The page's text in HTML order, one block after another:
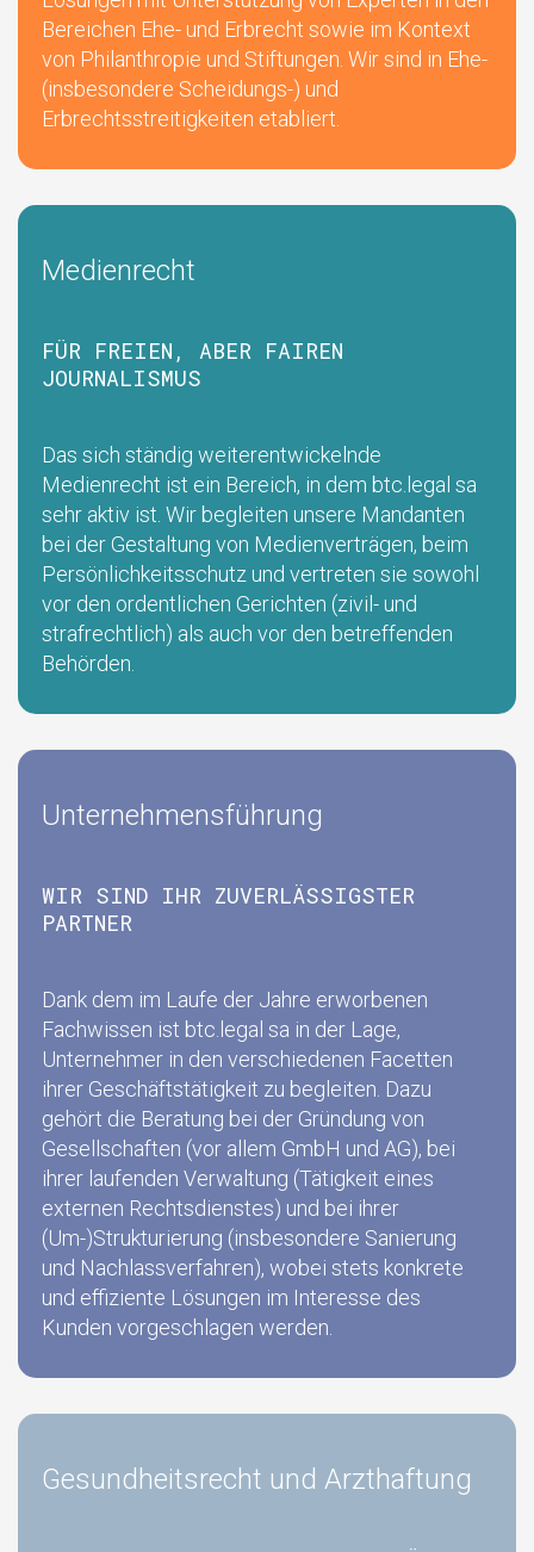
Bereichen Ehe- und Erbrecht sowie im Kontext
von Philanthropie und Stiftungen. Wir sind in Ehe-
(insbesondere Scheidungs-) und
Erbrechtsstreitigkeiten etabliert.
Medienrecht
FÜR FREIEN, ABER FAIREN
JOURNALISMUS
Das sich ständig weiterentwickelnde
Medienrecht ist ein Bereich, in dem btc.legal sa
sehr aktiv ist. Wir begleiten unsere Mandanten
bei der Gestaltung von Medienverträgen, beim
Persönlichkeitsschutz und vertreten sie sowohl
vor den ordentlichen Gerichten (zivil- und
strafrechtlich) als auch vor den betreffenden
Behörden.
Unternehmensführung
WIR SIND IHR ZUVERLÄSSIGSTER
PARTNER
Dank dem im Laufe der Jahre erworbenen
Fachwissen ist btc.legal sa in der Lage,
Unternehmer in den verschiedenen Facetten
ihrer Geschäftstätigkeit zu begleiten. Dazu
gehört die Beratung bei der Gründung von
Gesellschaften (vor allem GmbH und AG), bei
ihrer laufenden Verwaltung (Tätigkeit eines
externen Rechtsdienstes) und bei ihrer
(Um-)Strukturierung (insbesondere Sanierung
und Nachlassverfahren), wobei stets konkrete
und effiziente Lösungen im Interesse des
Kunden vorgeschlagen werden.
Gesundheitsrecht und Arzthaftung